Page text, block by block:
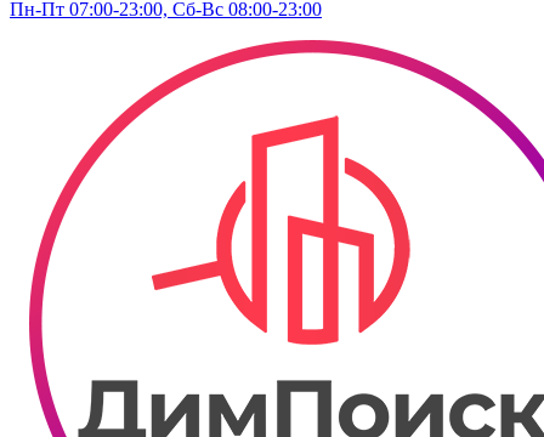
Пн-Пт 07:00-23:00, Сб-Вс 08:00-23:00